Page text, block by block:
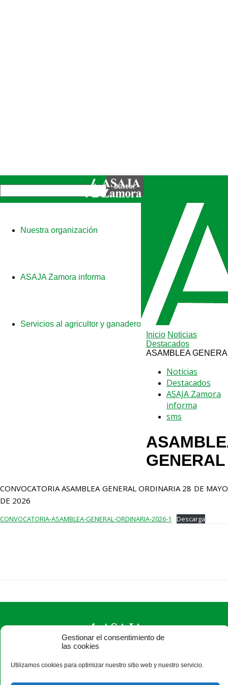
Gestionar el consentimiento de
las cookies
Utilizamos cookies para optimizar nuestro sitio web y nuestro servicio.
Nuestra organización
ASAJA Zamora informa
Servicios al agricultor y ganadero
Inicio Noticias
Destacados
ASAMBLEA
Noticias
Destacados
ASAJA Zamora
informa
sms
GENERAL
CONVOCATORIA ASAMBLEA GENERAL ORDINARIA 28 DE MAYO
DE 2026
CONVOCATORIA-ASAMBLEA-GENERAL-ORDINARIA-2026-1 Descarga
ASAJA Zamora - Jóvenes Agricultores
Plaza de Alemania, 1, 3ª - 49014 Zamora - España · Tel.: +34